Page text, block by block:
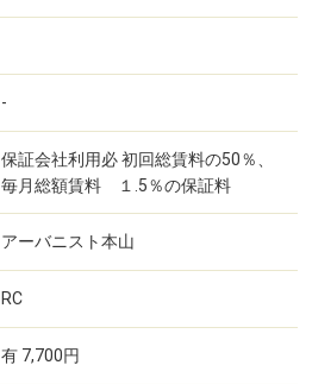
-
保証会社利用必 初回総賃料の50％、
毎月総額賃料 １.5％の保証料
アーバニスト本山
RC
有 7,700円